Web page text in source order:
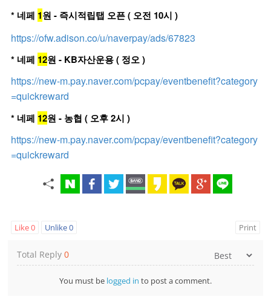
* 네페 1원 - 즉시적립탭 오픈 ( 오전 10시 )
https://ofw.adison.co/u/naverpay/ads/67823
* 네페 12원 - KB자산운용 ( 정오 )
https://new-m.pay.naver.com/pcpay/eventbenefit?category
=quickreward
* 네페 12원 - 농협 ( 오후 2시 )
https://new-m.pay.naver.com/pcpay/eventbenefit?category
=quickreward
Like0 Unlike0 Print
Total Reply0
You must be logged in to post a comment.